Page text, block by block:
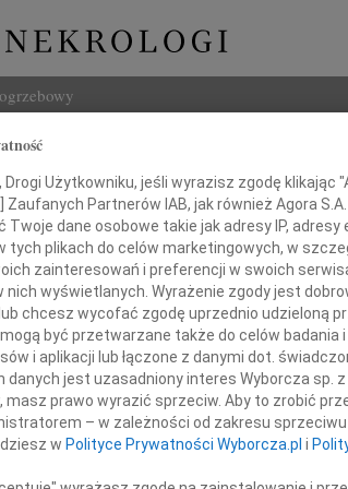
Przyjaciółce
Mai
z powodu śmierci Siostry
Użytkowniku, jeśli wyrazisz zgodę klikając
] Zaufanych Partnerów IAB, jak również Agora
Twoje dane osobowe takie jak adresy IP,
tych plikach do celów marketingowych, w
zainteresowań i preferencji w swoich
wyświetlanych. Wyrażenie zgody jest
chcesz wycofać zgodę uprzednio udzieloną
być przetwarzane także do celów
i aplikacji lub łączone z danymi dot.
jest uzasadniony interes Wyborcza sp. z
prawo wyrazić sprzeciw. Aby to zrobić
– w zależności od zakresu
w Polityce Prywatności Wyborcza.pl i